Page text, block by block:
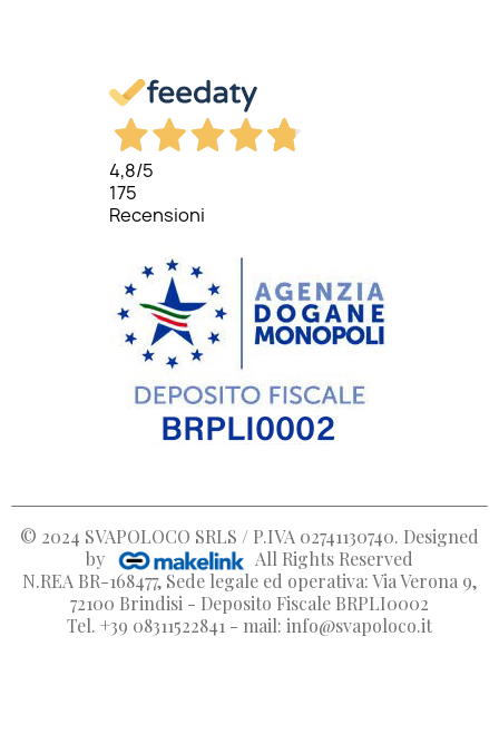
4,8/5
175
Recensioni
© 2024 SVAPOLOCO SRLS / P.IVA 02741130740. Designed
by
All Rights Reserved
N.REA BR-168477, Sede legale ed operativa: Via Verona 9,
72100 Brindisi - Deposito Fiscale BRPLI0002
Tel. +39 08311522841 - mail: info@svapoloco.it